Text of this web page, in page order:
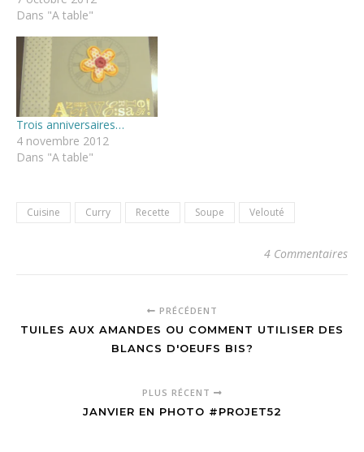
Dans "A table"
Trois anniversaires…
4 novembre 2012
Dans "A table"
Cuisine Curry Recette Soupe Velouté
4 Commentaires
PRÉCÉDENT
TUILES AUX AMANDES OU COMMENT UTILISER DES
BLANCS D'OEUFS BIS?
PLUS RÉCENT
JANVIER EN PHOTO #PROJET52